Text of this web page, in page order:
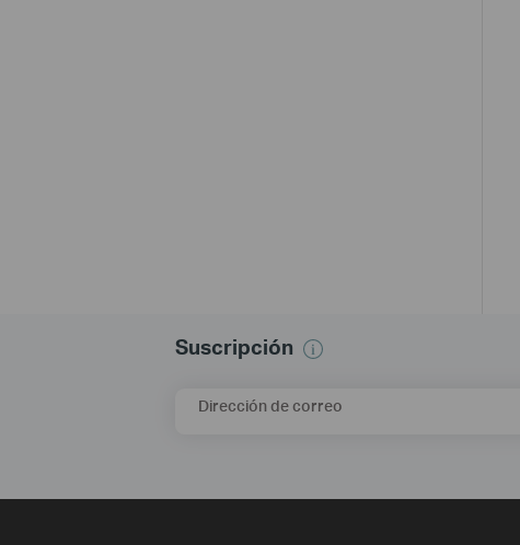
Suscripción
Dirección de correo